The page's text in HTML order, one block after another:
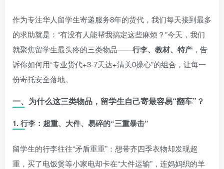
作为专注华人留学生寄递服务8年的货代，我们每天接到最多
的求助就是：“有没有人能帮我搞定这些麻烦？”今天，我们
就聚焦留学生最头疼的三类物品——行李、教材、特产 ，告
诉你如何用“专业货代+3-7天达+清关0操心”的组合，让每一
份寄托安全落地。
一、为什么这三类物品，留学生自己寄最容易“翻车”？
1.行李：超重、大件、易碎的“三重暴击”
留学生的行李往往“矛盾重重”：想带齐四季衣物却发现超
重，买了电饭煲等小家电却卡在“大件运输”，连妈妈织的羊